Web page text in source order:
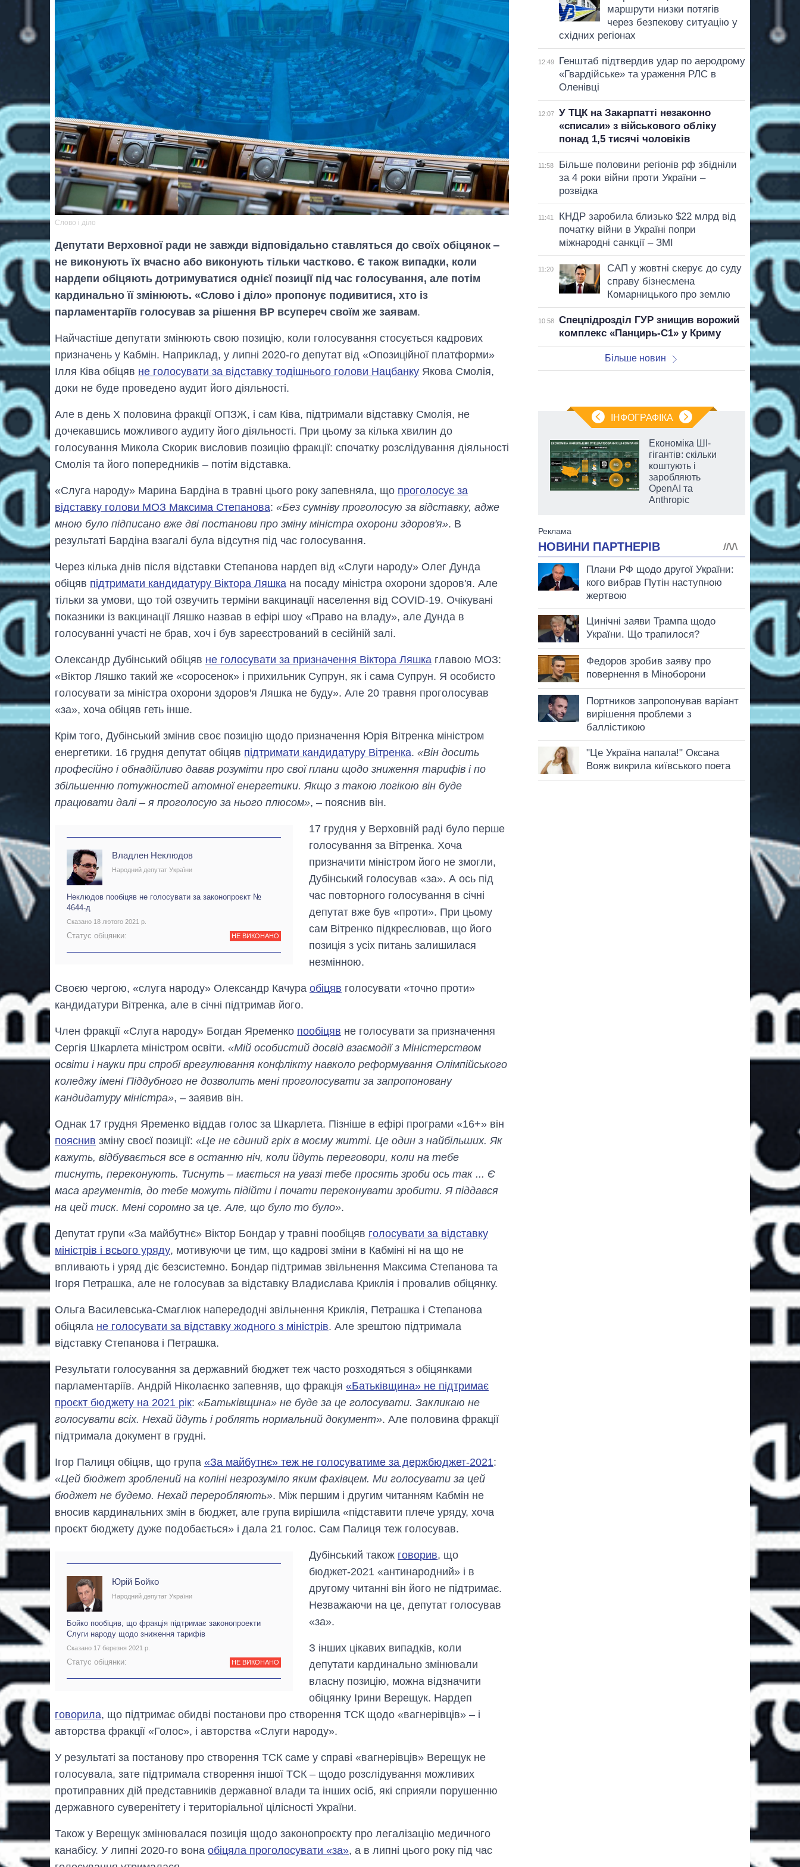
Слово і діло
Депутати Верховної ради не завжди відповідально ставляться до своїх обіцянок ‒
не виконують їх вчасно або виконують тільки частково. Є також випадки, коли
нардепи обіцяють дотримуватися однієї позиції під час голосування, але потім
кардинально її змінюють. «Слово і діло» пропонує подивитися, хто із
парламентаріїв голосував за рішення ВР всупереч своїм же заявам.
Найчастіше депутати змінюють свою позицію, коли голосування стосується кадрових
призначень у Кабмін. Наприклад, у липні 2020-го депутат від «Опозиційної платформи»
Ілля Ківа обіцяв не голосувати за відставку тодішнього голови Нацбанку Якова Смолія,
доки не буде проведено аудит його діяльності.
Але в день Х половина фракції ОПЗЖ, і сам Ківа, підтримали відставку Смолія, не
дочекавшись можливого аудиту його діяльності. При цьому за кілька хвилин до
голосування Микола Скорик висловив позицію фракції: спочатку розслідування діяльності
Смолія та його попередників ‒ потім відставка.
«Слуга народу» Марина Бардіна в травні цього року запевняла, що проголосує за
відставку голови МОЗ Максима Степанова: «Без сумніву проголосую за відставку, адже
мною було підписано вже дві постанови про зміну міністра охорони здоров'я». В
результаті Бардіна взагалі була відсутня під час голосування.
Через кілька днів після відставки Степанова нардеп від «Слуги народу» Олег Дунда
обіцяв підтримати кандидатуру Віктора Ляшка на посаду міністра охорони здоров'я. Але
тільки за умови, що той озвучить терміни вакцинації населення від COVID-19. Очікувані
показники із вакцинації Ляшко назвав в ефірі шоу «Право на владу», але Дунда в
голосуванні участі не брав, хоч і був зареєстрований в сесійній залі.
Олександр Дубінський обіцяв не голосувати за призначення Віктора Ляшка главою МОЗ:
«Віктор Ляшко такий же «соросенок» і прихильник Супрун, як і сама Супрун. Я особисто
голосувати за міністра охорони здоров'я Ляшка не буду». Але 20 травня проголосував
«за», хоча обіцяв геть інше.
Крім того, Дубінський змінив своє позицію щодо призначення Юрія Вітренка міністром
енергетики. 16 грудня депутат обіцяв підтримати кандидатуру Вітренка. «Він досить
професійно і обнадійливо давав розуміти про свої плани щодо зниження тарифів і по
збільшенню потужностей атомної енергетики. Якщо з такою логікою він буде
працювати далі – я проголосую за нього плюсом», – пояснив він.
Владлен Неклюдов
Народний депутат України
Неклюдов пообіцяв не голосувати за законопроєкт №
4644-д
Сказано 18 лютого 2021 р.
Статус обіцянки: НЕ ВИКОНАНО
17 грудня у Верховній раді було перше
голосування за Вітренка. Хоча
призначити міністром його не змогли,
Дубінський голосував «за». А ось під
час повторного голосування в січні
депутат вже був «проти». При цьому
сам Вітренко підкреслював, що його
позиція з усіх питань залишилася
незмінною.
Своєю чергою, «слуга народу» Олександр Качура обіцяв голосувати «точно проти»
кандидатури Вітренка, але в січні підтримав його.
Член фракції «Слуга народу» Богдан Яременко пообіцяв не голосувати за призначення
Сергія Шкарлета міністром освіти. «Мій особистий досвід взаємодії з Міністерством
освіти і науки при спробі врегулювання конфлікту навколо реформування Олімпійського
коледжу імені Піддубного не дозволить мені проголосувати за запропоновану
кандидатуру міністра», – заявив він.
Однак 17 грудня Яременко віддав голос за Шкарлета. Пізніше в ефірі програми «16+» він
пояснив зміну своєї позиції: «Це не єдиний гріх в моєму житті. Це один з найбільших. Як
кажуть, відбувається все в останню ніч, коли йдуть переговори, коли на тебе
тиснуть, переконують. Тиснуть – мається на увазі тебе просять зроби ось так ... Є
маса аргументів, до тебе можуть підійти і почати переконувати зробити. Я піддався
на цей тиск. Мені соромно за це. Але, що було то було».
Депутат групи «За майбутнє» Віктор Бондар у травні пообіцяв голосувати за відставку
міністрів і всього уряду, мотивуючи це тим, що кадрові зміни в Кабміні ні на що не
впливають і уряд діє безсистемно. Бондар підтримав звільнення Максима Степанова та
Ігоря Петрашка, але не голосував за відставку Владислава Криклія і провалив обіцянку.
Ольга Василевська-Смаглюк напередодні звільнення Криклія, Петрашка і Степанова
обіцяла не голосувати за відставку жодного з міністрів. Але зрештою підтримала
відставку Степанова і Петрашка.
Результати голосування за державний бюджет теж часто розходяться з обіцянками
парламентаріїв. Андрій Ніколаєнко запевняв, що фракція «Батьківщина» не підтримає
проєкт бюджету на 2021 рік: «Батьківщина» не буде за це голосувати. Закликаю не
голосувати всіх. Нехай йдуть і роблять нормальний документ». Але половина фракції
підтримала документ в грудні.
Ігор Палиця обіцяв, що група «За майбутнє» теж не голосуватиме за держбюджет-2021:
«Цей бюджет зроблений на коліні незрозуміло яким фахівцем. Ми голосувати за цей
бюджет не будемо. Нехай переробляють». Між першим і другим читанням Кабмін не
вносив кардинальних змін в бюджет, але група вирішила «підставити плече уряду, хоча
проєкт бюджету дуже подобається» і дала 21 голос. Сам Палиця теж голосував.
Юрій Бойко
Народний депутат України
Бойко пообіцяв, що фракція підтримає законопроекти
Слуги народу щодо зниження тарифів
Сказано 17 березня 2021 р.
Статус обіцянки: НЕ ВИКОНАНО
Дубінський також говорив, що
бюджет-2021 «антинародний» і в
другому читанні він його не підтримає.
Незважаючи на це, депутат голосував
«за».
З інших цікавих випадків, коли
депутати кардинально змінювали
власну позицію, можна відзначити
обіцянку Ірини Верещук. Нардеп
говорила, що підтримає обидві постанови про створення ТСК щодо «вагнерівців» – і
авторства фракції «Голос», і авторства «Слуги народу».
У результаті за постанову про створення ТСК саме у справі «вагнерівців» Верещук не
голосувала, зате підтримала створення іншої ТСК – щодо розслідування можливих
протиправних дій представників державної влади та інших осіб, які сприяли порушенню
державного суверенітету і територіальної цілісності України.
Також у Верещук змінювалася позиція щодо законопроєкту про легалізацію медичного
канабісу. У липні 2020-го вона обіцяла проголосувати «за», а в липні цього року під час
маршрути низки потягів
через безпекову ситуацію у
східних регіонах
12:49
Генштаб підтвердив удар по аеродрому
«Гвардійське» та ураження РЛС в
Оленівці
12:07
У ТЦК на Закарпатті незаконно
«списали» з військового обліку
понад 1,5 тисячі чоловіків
11:58
Більше половини регіонів рф збідніли
за 4 роки війни проти України –
розвідка
11:41
КНДР заробила близько $22 млрд від
початку війни в Україні попри
міжнародні санкції – ЗМІ
11:20
САП у жовтні скерує до суду
справу бізнесмена
Комарницького про землю
10:58
Спецпідрозділ ГУР знищив ворожий
комплекс «Панцирь-С1» у Криму
Більше новин
ІНФОГРАФІКА
Скільки картоплі
вирощували в
Економіка ШІ-
гігантів: скільки
коштують і
заробляють
OpenAI та
Anthropic